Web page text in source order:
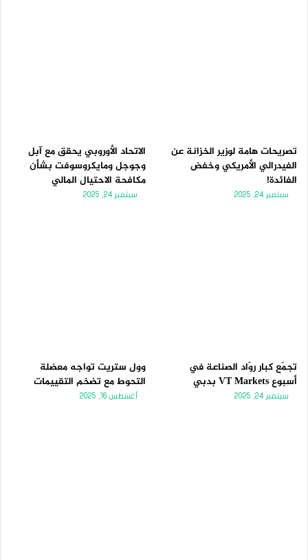
تصريحات هامة لوزير الخزانة عن
الفيدرالي الأمريكي وخفض
الفائدة!
سبتمبر 24, 2025
الاتحاد الأوروبي يحقق مع آبل
وجوجل ومايكروسوفت بشأن
مكافحة الاحتيال المالي
سبتمبر 24, 2025
تجمّع كبار روّاد الصناعة في
أسبوع VT Markets بدبي
سبتمبر 24, 2025
وول ستريت تواجه معضلة
التحوط مع تضخم التقييمات
أغسطس 16, 2025